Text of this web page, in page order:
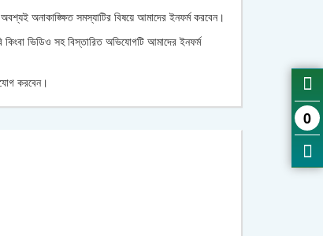
0
অনাকাঙ্ক্ষিত সমস্যাটির বিষয়ে আমাদের ইনফর্ম করবেন।
ভিডিও সহ বিস্তারিত অভিযোগটি আমাদের ইনফর্ম
করবেন।